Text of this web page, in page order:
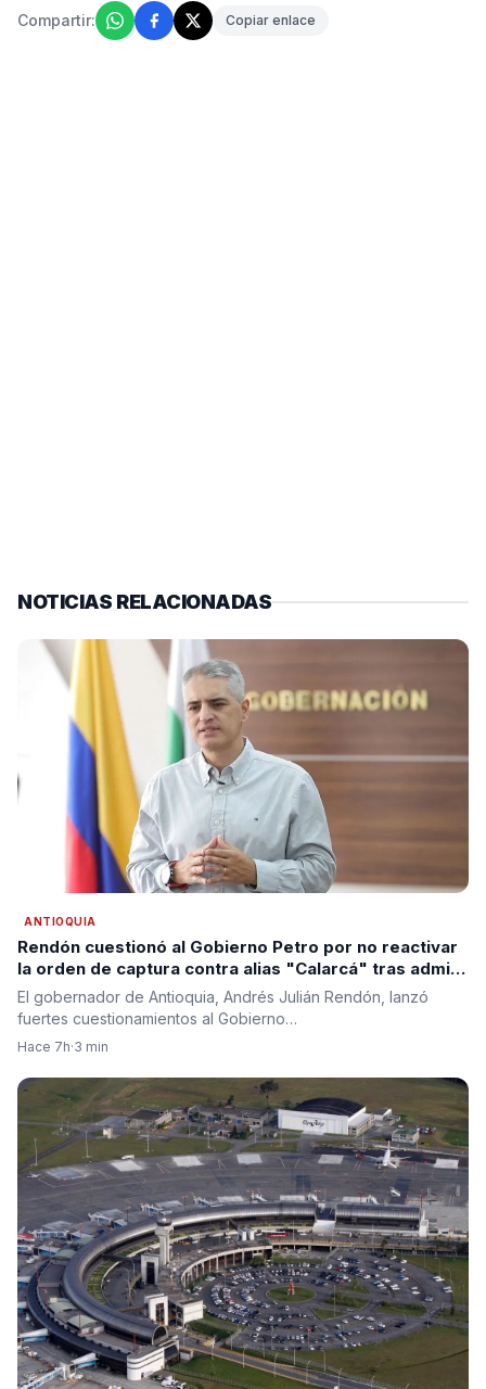
Compartir: Copiar enlace
NOTICIAS RELACIONADAS
ANTIOQUIA
Rendón cuestionó al Gobierno Petro por no reactivar
la orden de captura contra alias "Calarcá" tras admitir
fracaso del proceso de paz
El gobernador de Antioquia, Andrés Julián Rendón, lanzó
fuertes cuestionamientos al Gobierno…
Hace 7h·3 min